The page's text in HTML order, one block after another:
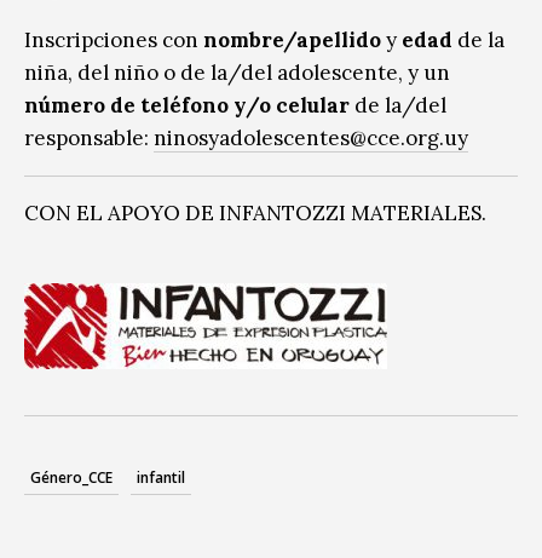
Inscripciones con nombre/apellidoy edad de la
niña, del niño o de la/del adolescente, y un
número de teléfono y/o celular de la/del
responsable: ninosyadolescentes@cce.org.uy
CON EL APOYO DE INFANTOZZI MATERIALES.
Género_CCE infantil